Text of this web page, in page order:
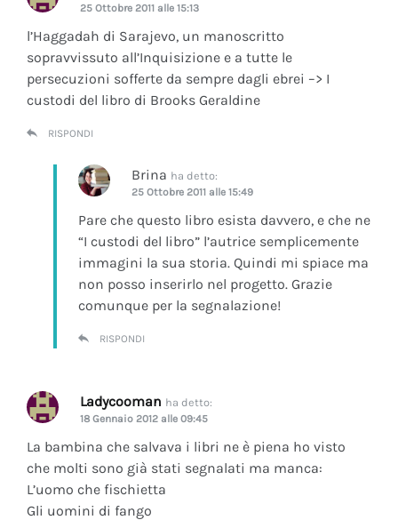
25 Ottobre 2011 alle 15:13
l’Haggadah di Sarajevo, un manoscritto
sopravvissuto all’Inquisizione e a tutte le
persecuzioni sofferte da sempre dagli ebrei –> I
custodi del libro di Brooks Geraldine
RISPONDI
Brina ha detto:
25 Ottobre 2011 alle 15:49
Pare che questo libro esista davvero, e che ne
“I custodi del libro” l’autrice semplicemente
immagini la sua storia. Quindi mi spiace ma
non posso inserirlo nel progetto. Grazie
comunque per la segnalazione!
RISPONDI
Ladycooman ha detto:
18 Gennaio 2012 alle 09:45
La bambina che salvava i libri ne è piena ho visto
che molti sono già stati segnalati ma manca:
L’uomo che fischietta
Gli uomini di fango